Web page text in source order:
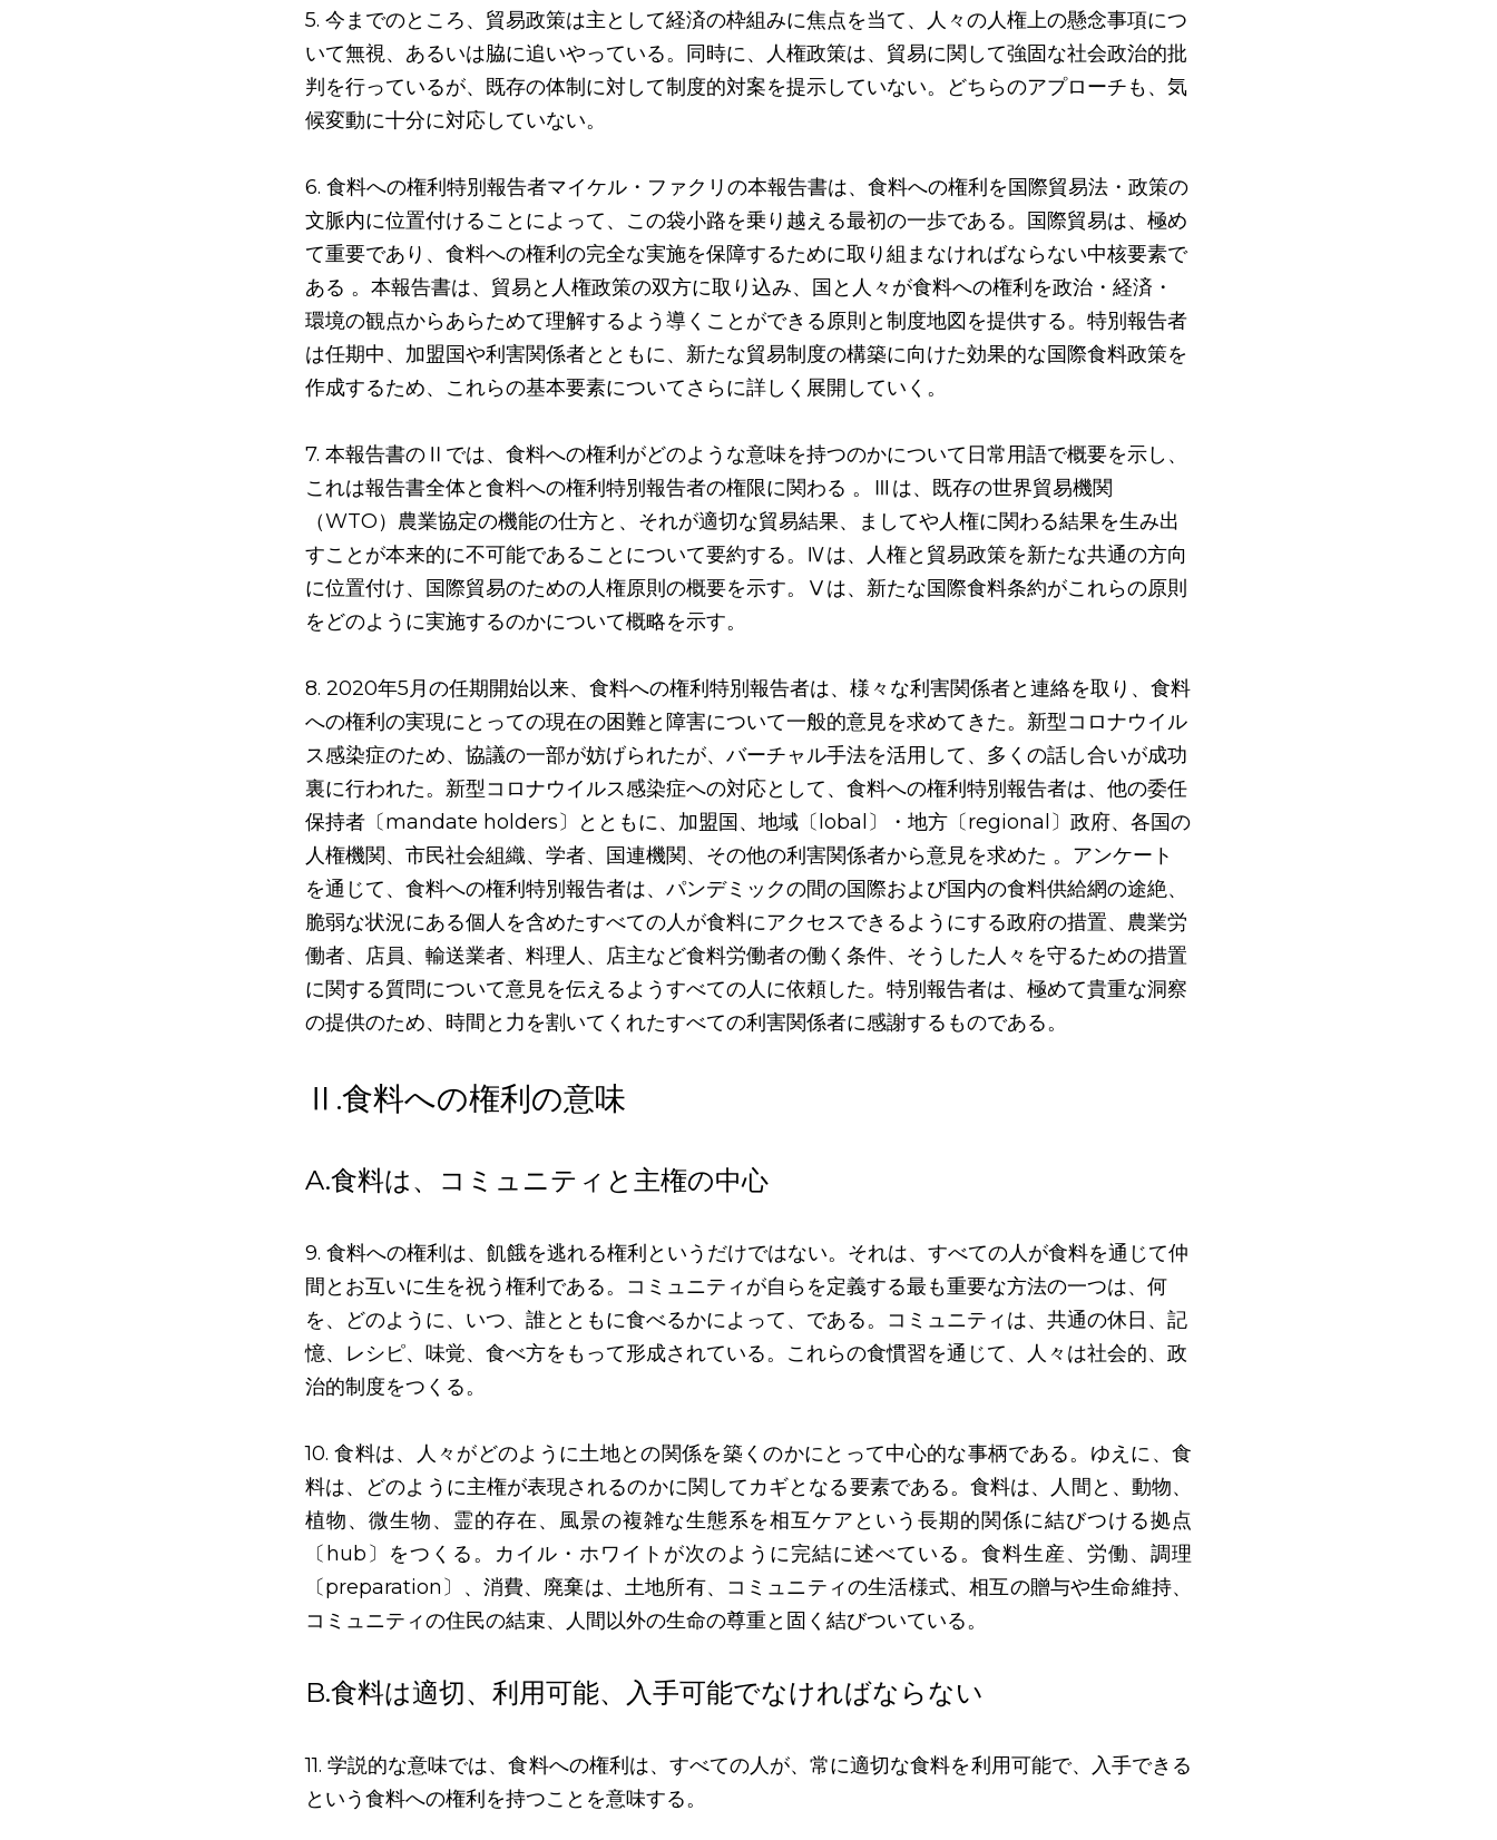
5. 今までのところ、貿易政策は主として経済の枠組みに焦点を当て、人々の人権上の懸念事項につ
いて無視、あるいは脇に追いやっている。同時に、人権政策は、貿易に関して強固な社会政治的批
判を行っているが、既存の体制に対して制度的対案を提示していない。どちらのアプローチも、気
候変動に十分に対応していない。
6. 食料への権利特別報告者マイケル・ファクリの本報告書は、食料への権利を国際貿易法・政策の
文脈内に位置付けることによって、この袋小路を乗り越える最初の一歩である。国際貿易は、極め
て重要であり、食料への権利の完全な実施を保障するために取り組まなければならない中核要素で
ある 。本報告書は、貿易と人権政策の双方に取り込み、国と人々が食料への権利を政治・経済・
環境の観点からあらためて理解するよう導くことができる原則と制度地図を提供する。特別報告者
は任期中、加盟国や利害関係者とともに、新たな貿易制度の構築に向けた効果的な国際食料政策を
作成するため、これらの基本要素についてさらに詳しく展開していく。
7. 本報告書のⅡでは、食料への権利がどのような意味を持つのかについて日常用語で概要を示し、
これは報告書全体と食料への権利特別報告者の権限に関わる 。Ⅲは、既存の世界貿易機関
（WTO）農業協定の機能の仕方と、それが適切な貿易結果、ましてや人権に関わる結果を生み出
すことが本来的に不可能であることについて要約する。Ⅳは、人権と貿易政策を新たな共通の方向
に位置付け、国際貿易のための人権原則の概要を示す。Ⅴは、新たな国際食料条約がこれらの原則
をどのように実施するのかについて概略を示す。
8. 2020年5月の任期開始以来、食料への権利特別報告者は、様々な利害関係者と連絡を取り、食料
への権利の実現にとっての現在の困難と障害について一般的意見を求めてきた。新型コロナウイル
ス感染症のため、協議の一部が妨げられたが、バーチャル手法を活用して、多くの話し合いが成功
裏に行われた。新型コロナウイルス感染症への対応として、食料への権利特別報告者は、他の委任
保持者〔mandate holders〕とともに、加盟国、地域〔lobal〕・地方〔regional〕政府、各国の
人権機関、市民社会組織、学者、国連機関、その他の利害関係者から意見を求めた 。アンケート
を通じて、食料への権利特別報告者は、パンデミックの間の国際および国内の食料供給網の途絶、
脆弱な状況にある個人を含めたすべての人が食料にアクセスできるようにする政府の措置、農業労
働者、店員、輸送業者、料理人、店主など食料労働者の働く条件、そうした人々を守るための措置
に関する質問について意見を伝えるようすべての人に依頼した。特別報告者は、極めて貴重な洞察
の提供のため、時間と力を割いてくれたすべての利害関係者に感謝するものである。
Ⅱ.食料への権利の意味
A.食料は、コミュニティと主権の中心
9. 食料への権利は、飢餓を逃れる権利というだけではない。それは、すべての人が食料を通じて仲
間とお互いに生を祝う権利である。コミュニティが自らを定義する最も重要な方法の一つは、何
を、どのように、いつ、誰とともに食べるかによって、である。コミュニティは、共通の休日、記
憶、レシピ、味覚、食べ方をもって形成されている。これらの食慣習を通じて、人々は社会的、政
治的制度をつくる。
10. 食料は、人々がどのように土地との関係を築くのかにとって中心的な事柄である。ゆえに、食
料は、どのように主権が表現されるのかに関してカギとなる要素である。食料は、人間と、動物、
植物、微生物、霊的存在、風景の複雑な生態系を相互ケアという長期的関係に結びつける拠点
〔hub〕をつくる。カイル・ホワイトが次のように完結に述べている。食料生産、労働、調理
〔preparation〕、消費、廃棄は、土地所有、コミュニティの生活様式、相互の贈与や生命維持、
コミュニティの住民の結束、人間以外の生命の尊重と固く結びついている。
B.食料は適切、利用可能、入手可能でなければならない
11. 学説的な意味では、食料への権利は、すべての人が、常に適切な食料を利用可能で、入手できる
という食料への権利を持つことを意味する。